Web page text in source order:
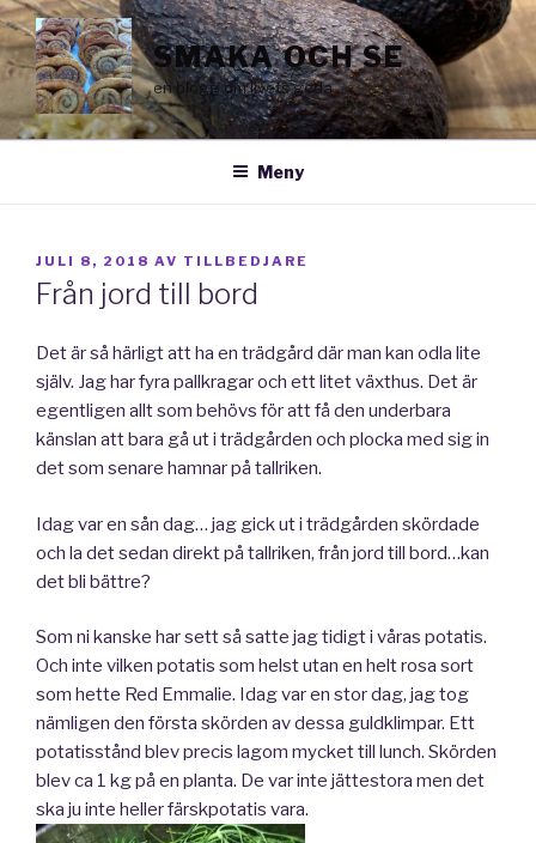
Hoppa
till
innehåll
SMAKA OCH SE
en blogg om livets goda
Meny
PUBLICERAT
JULI 8, 2018 AV TILLBEDJARE
Från jord till bord
Det är så härligt att ha en trädgård där man kan odla lite
själv. Jag har fyra pallkragar och ett litet växthus. Det är
egentligen allt som behövs för att få den underbara
känslan att bara gå ut i trädgården och plocka med sig in
det som senare hamnar på tallriken.
Idag var en sån dag… jag gick ut i trädgården skördade
och la det sedan direkt på tallriken, från jord till bord…kan
det bli bättre?
Som ni kanske har sett så satte jag tidigt i våras potatis.
Och inte vilken potatis som helst utan en helt rosa sort
som hette Red Emmalie. Idag var en stor dag, jag tog
nämligen den första skörden av dessa guldklimpar. Ett
potatisstånd blev precis lagom mycket till lunch. Skörden
blev ca 1 kg på en planta. De var inte jättestora men det
ska ju inte heller färskpotatis vara.